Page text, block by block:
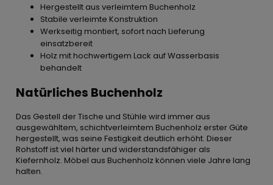
Hergestellt aus verleimtem Buchenholz
Stabile verleimte Konstruktion
Werkseitig montiert, sofort nach Lieferung
einsatzbereit
Holz mit hochwertigem Lack auf Wasserbasis
behandelt
Natürliches Buchenholz
Das Gestell der Tische und Stühle wird immer aus
ausgewähltem, schichtverleimtem Buchenholz erster Güte
hergestellt, was seine Festigkeit deutlich erhöht. Dieser
Rohstoff ist viel härter und widerstandsfähiger als
Kiefernholz. Möbel aus Buchenholz können viele Jahre lang
halten.